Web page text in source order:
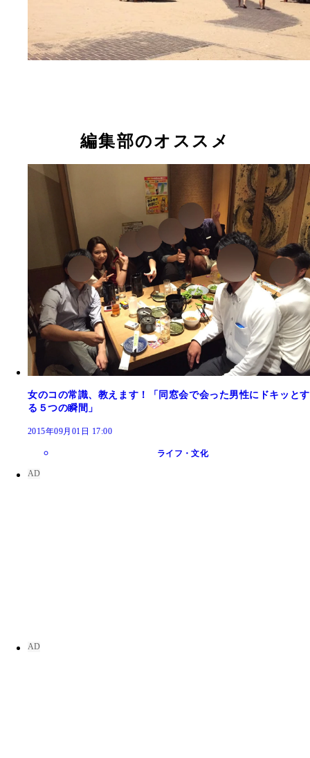
編集部のオススメ
女のコの常識、教えます！「同窓会で会った男性にドキッとす
る５つの瞬間」
2015年09月01日 17:00
ライフ・文化